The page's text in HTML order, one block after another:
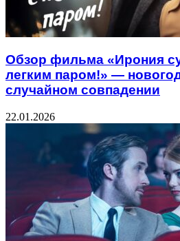
Обзор фильма «Ирония
легким паром!» —
случайном совпадении
22.01.2026